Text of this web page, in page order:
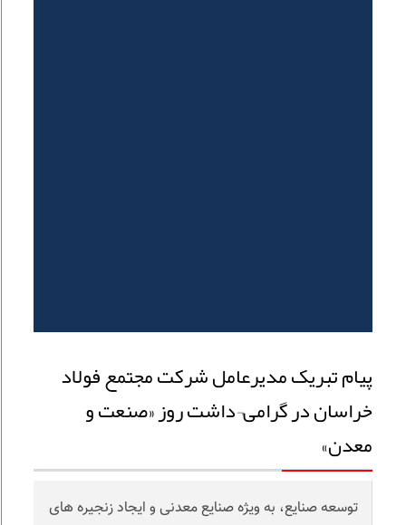
پیام تبریک مدیرعامل شرکت مجتمع فولاد
خراسان در گرامی¬داشت روز «صنعت و
معدن»
توسعه صنایع، به ویژه صنایع معدنی و ایجاد زنجیره های